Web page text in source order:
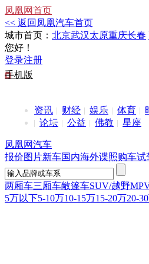
凤凰网首页
<< 返回凤凰汽车首页
城市首页： 北京武汉太原重庆长春
您好！
登录注册
手机版
资讯 财经 娱乐 体育
论坛
公益 佛教 星座
凤凰网汽车
报价图片新车国内海外谍照购车试
两厢车三厢车敞篷车SUV/越野
5万以下5-10万10-15万15-20万20-